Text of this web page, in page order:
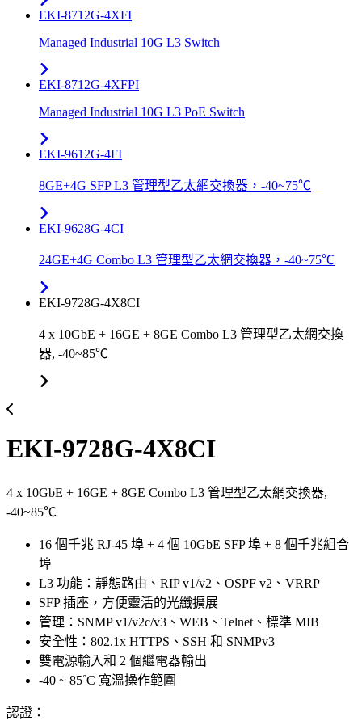
EKI-8712G-4XFI
Managed Industrial 10G L3 Switch
EKI-8712G-4XFPI
Managed Industrial 10G L3 PoE Switch
EKI-9612G-4FI
8GE+4G SFP L3 管理型乙太網交換器，-40~75℃
EKI-9628G-4CI
24GE+4G Combo L3 管理型乙太網交換器，-40~75℃
EKI-9728G-4X8CI
4 x 10GbE + 16GE + 8GE Combo L3 管理型乙太網交換
器, -40~85℃
EKI-9728G-4X8CI
4 x 10GbE + 16GE + 8GE Combo L3 管理型乙太網交換器,
-40~85℃
16 個千兆 RJ-45 埠 + 4 個 10GbE SFP 埠 + 8 個千兆組合
埠
L3 功能：靜態路由、RIP v1/v2、OSPF v2、VRRP
SFP 插座，方便靈活的光纖擴展
管理：SNMP v1/v2c/v3、WEB、Telnet、標準 MIB
安全性：802.1x HTTPS、SSH 和 SNMPv3
雙電源輸入和 2 個繼電器輸出
-40 ~ 85˚C 寬溫操作範圍
認證：